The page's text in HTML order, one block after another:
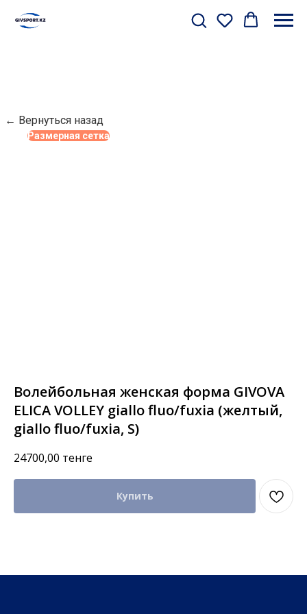
← Вернуться назад
Размерная сетка
Волейбольная женская форма GIVOVA
ELICA VOLLEY giallo fluo/fuxia (желтый,
giallo fluo/fuxia, S)
24700,00 тенге
Купить